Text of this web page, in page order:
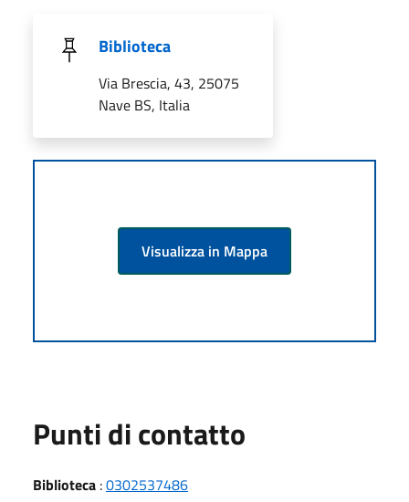
Biblioteca
Via Brescia, 43, 25075
Nave BS, Italia
Visualizza in Mappa
Punti di contatto
Biblioteca :0302537486